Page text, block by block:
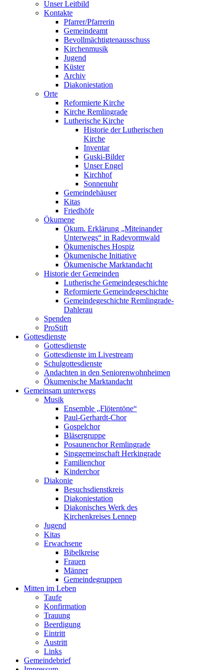
Unser Leitbild
Kontakte
Pfarrer/Pfarrerin
Gemeindeamt
Bevollmächtigtenausschuss
Kirchenmusik
Jugend
Küster
Archiv
Diakoniestation
Orte
Reformierte Kirche
Kirche Remlingrade
Lutherische Kirche
Historie der Lutherischen
Kirche
Inventar
Guski-Bilder
Unser Engel
Kirchhof
Sonnenuhr
Gemeindehäuser
Kitas
Friedhöfe
Ökumene
Ökum. Erklärung „Miteinander
Unterwegs“ in Radevormwald
Ökumenisches Hospiz
Ökumenische Initiative
Ökumenische Marktandacht
Historie der Gemeinden
Lutherische Gemeindegeschichte
Reformierte Gemeindegeschichte
Gemeindegeschichte Remlingrade-
Dahlerau
Spenden
ProStift
Gottesdienste
Gottesdienste
Gottesdienste im Livestream
Schulgottesdienste
Andachten in den Seniorenwohnheimen
Ökumenische Marktandacht
Gemeinsam unterwegs
Musik
Ensemble „Flötentöne“
Paul-Gerhardt-Chor
Gospelchor
Bläsergruppe
Posaunenchor Remlingrade
Singgemeinschaft Herkingrade
Familienchor
Kinderchor
Diakonie
Besuchsdienstkreis
Diakoniestation
Diakonisches Werk des
Kirchenkreises Lennep
Jugend
Kitas
Erwachsene
Bibelkreise
Frauen
Männer
Gemeindegruppen
Mitten im Leben
Taufe
Konfirmation
Trauung
Beerdigung
Eintritt
Austritt
Links
Gemeindebrief